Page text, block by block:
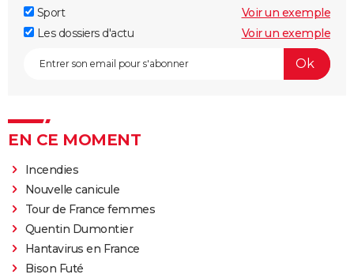
Sport
Voir un exemple
Les dossiers d'actu
Voir un exemple
EN CE MOMENT
Incendies
Nouvelle canicule
Tour de France femmes
Quentin Dumontier
Hantavirus en France
Bison Futé